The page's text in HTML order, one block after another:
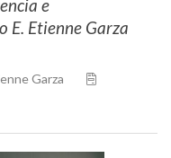
e
E. Etienne Garza
Garza